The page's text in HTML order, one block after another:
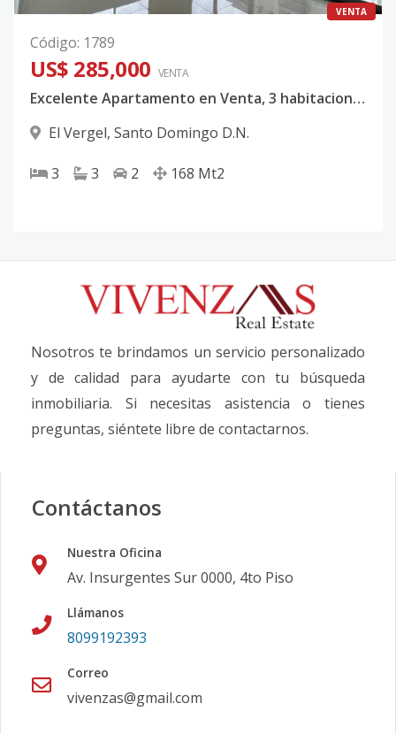
VENTA
Código: 1789
US$ 285,000 VENTA
Excelente Apartamento en Venta, 3 habitaciones, El Vergel
El Vergel, Santo Domingo D.N.
3 3 2 168 Mt2
Nosotros te brindamos un servicio personalizado
y de calidad para ayudarte con tu búsqueda
inmobiliaria. Si necesitas asistencia o tienes
preguntas, siéntete libre de contactarnos.
Contáctanos
Nuestra Oficina
Av. Insurgentes Sur 0000, 4to Piso
Llámanos
8099192393
Correo
vivenzas@gmail.com